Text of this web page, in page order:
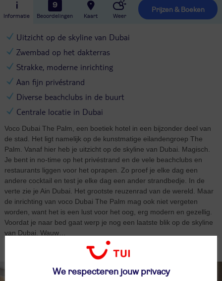
Informatie
9
Beoordelingen Kaart Weer
Prijzen & Boeken
Uitzicht op de skyline van Dubai
Zwembad op het dakterras
Strakke, moderne inrichting
Aan fijn privéstrand
Diverse beachclubs in de buurt
Centrale locatie in Dubai
Voco Dubai The Palm, een boetiek hotel in een bijzonder deel van
de stad. Het ligt namelijk op de kunstmatige eilandengroep The
Palm. Vanaf hier heb je uitzicht op de skyline van Dubai. Magisch.
Je bent in no-time op het privéstrand en de vele beachclubs en
restaurants liggen voor het oprapen. Zo proef je elke dag een
andere cocktail en test je elke dag een ander strandbedje. In de
verte zie je Ain Dubai. Het grootste reuzenrad van de wereld. Maar
de inrichting van voco Dubai The Palm mag ook niet vergeten
worden, want het is een lust voor het oog, erg modern en gezellig.
Voordat je naar bed gaat werp je nog een laatste blik op de skyline
van Dubai. Wauw…
We respecteren jouw privacy